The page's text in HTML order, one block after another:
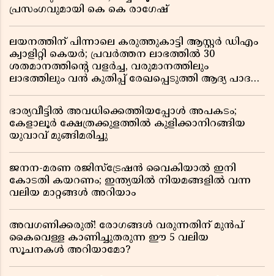
പ്രസംഗവുമായി കെ കെ രാഗേഷ്
ലയനത്തിന് പിന്നാലെ കരുത്തുകാട്ടി ആസ്റ്റർ ഡിഎം
ക്വാളിറ്റി കെയർ; പ്രവർത്തന ലാഭത്തിൽ 30
ശതമാനത്തിൻ്റെ വളർച്ച, വരുമാനത്തിലും
ലാഭത്തിലും വൻ കുതിപ്പ് രേഖപ്പെടുത്തി ആദ്യ പാദ
ഭാര്യവീട്ടിൽ അവധിക്കെത്തിയപ്പോൾ അപകടം;
കേളാലൂർ ക്ഷേത്രക്കുളത്തിൽ കുളിക്കാനിറങ്ങിയ
യുവാവ് മുങ്ങിമരിച്ചു
ജനന-മരണ രജിസ്ട്രേഷൻ വൈകിയാൽ ഇനി
കോടതി കയറണം; ഇന്ത്യയിൽ നിയമങ്ങളിൽ വന്ന
വലിയ മാറ്റങ്ങൾ അറിയാം
അവഗണിക്കരുത്! രോഗങ്ങൾ വരുന്നതിന് മുൻപ്
കൈവെള്ള കാണിച്ചുതരുന്ന ഈ 5 വലിയ
സൂചനകൾ അറിയാമോ?